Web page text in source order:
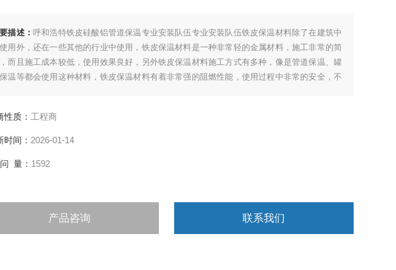
描述： 呼和浩特铁皮硅酸铝管道保温专业安装队伍专业安装队伍铁皮保温材料除了在建筑中
用外，还在一些其他的行业中使用，铁皮保温材料是一种非常轻的金属材料，施工非常的简
而且施工成本较低，使用效果良好，另外铁皮保温材料施工方式有多种，像是管道保温、罐
温等都会使用这种材料，铁皮保温材料有着非常强的阻燃性能，使用过程中非常的安全，不
性质： 工程商
时间： 2026-01-14
量： 1592
产品咨询 联系我们